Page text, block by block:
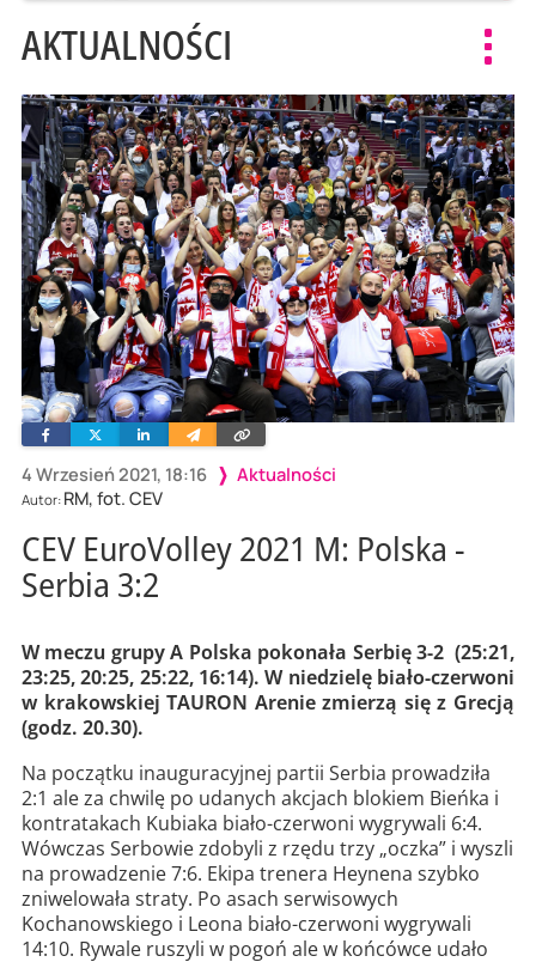
AKTUALNOŚCI
4 Wrzesień 2021, 18:16 Aktualności
Autor: RM, fot. CEV
FacebookTwitterLinkedinWyślij
e-
Skopiuj
link
CEV EuroVolley 2021 M: Polska -
Serbia 3:2
W meczu grupy A Polska pokonała Serbię 3-2 (25:21,
23:25, 20:25, 25:22, 16:14). W niedzielę biało-czerwoni
w krakowskiej TAURON Arenie zmierzą się z Grecją
(godz. 20.30).
Na początku inauguracyjnej partii Serbia prowadziła
2:1 ale za chwilę po udanych akcjach blokiem Bieńka i
kontratakach Kubiaka biało-czerwoni wygrywali 6:4.
Wówczas Serbowie zdobyli z rzędu trzy „oczka” i wyszli
na prowadzenie 7:6. Ekipa trenera Heynena szybko
zniwelowała straty. Po asach serwisowych
Kochanowskiego i Leona biało-czerwoni wygrywali
14:10. Rywale ruszyli w pogoń ale w końcówce udało